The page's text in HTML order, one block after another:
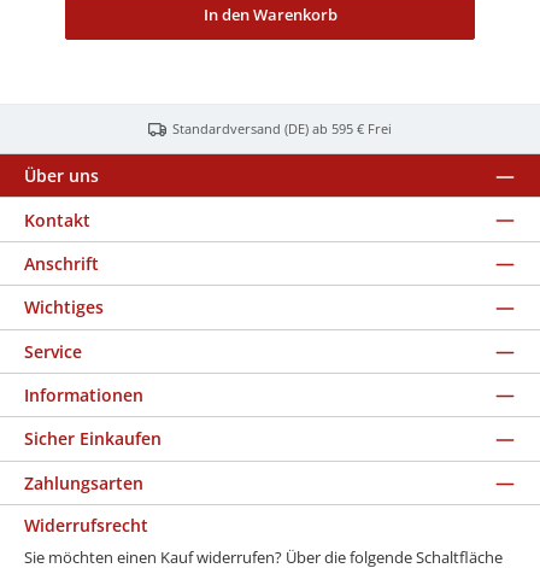
In den Warenkorb
Standardversand (DE) ab 595 € Frei
Über uns
Kontakt
Anschrift
Wichtiges
Service
Informationen
Sicher Einkaufen
Zahlungsarten
Widerrufsrecht
Sie möchten einen Kauf widerrufen? Über die folgende Schaltfläche